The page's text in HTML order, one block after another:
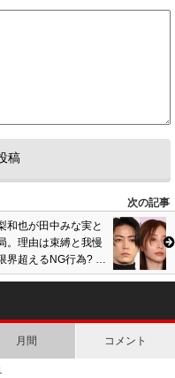
次の記事
和也が田中みな実と
。理由は束縛と我慢
界超えるNG行為? 結
読み報道も交際2年
月間 コメント